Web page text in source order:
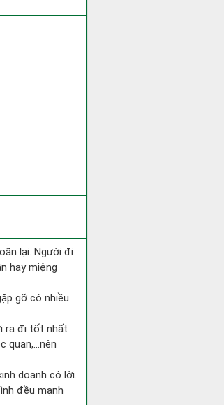
lại. Người đi
hay miệng
gỡ có nhiều
ra đi tốt nhất
quan,…nên
doanh có lời.
đều mạnh